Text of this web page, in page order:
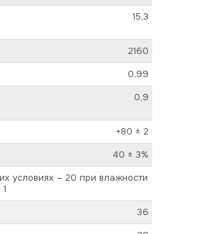
15,3
2160
0,99
0,9
+80 ± 2
40 ± 3%
условиях – 20 при влажности
36